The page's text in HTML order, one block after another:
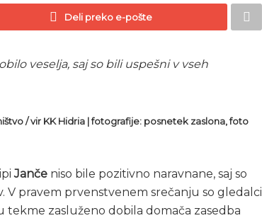
Deli preko e-pošte
veselja, saj so bili uspešni v vseh
/ vir KK Hidria | fotografije: posnetek zaslona, foto
Janče niso bile pozitivno naravnane, saj so
V pravem prvenstvenem srečanju so gledalci
tekme zasluženo dobila domača zasedba